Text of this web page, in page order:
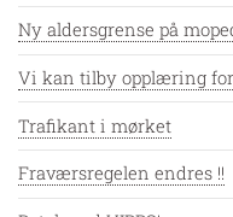
Ny aldersgrense på
Vi kan tilby opplæring for
Trafikant i mørket
Fraværsregelen endres !!